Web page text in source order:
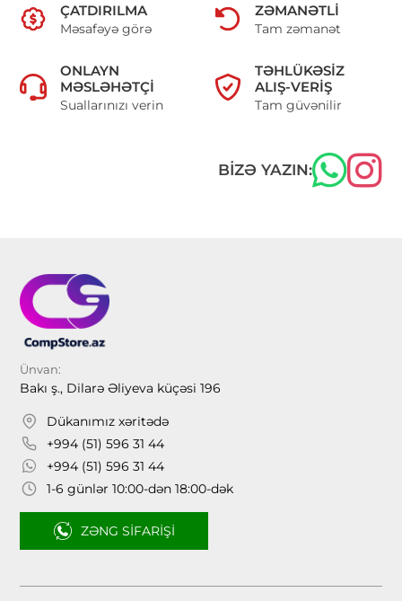
ÇATDIRILMA
Məsafəyə görə
ZƏMANƏTLI
Tam zəmanət
ONLAYN
MƏSLƏHƏTÇI
Suallarınızı verin
TƏHLÜKƏSIZ
ALIŞ-VERIŞ
Tam güvənilir
BIZƏ YAZIN:
Ünvan:
Bakı ş., Dilarə Əliyeva küçəsi 196
Dükanımız xəritədə
+994 (51) 596 31 44
+994 (51) 596 31 44
1-6 günlər 10:00-dən 18:00-dək
ZƏNG SIFARIŞI